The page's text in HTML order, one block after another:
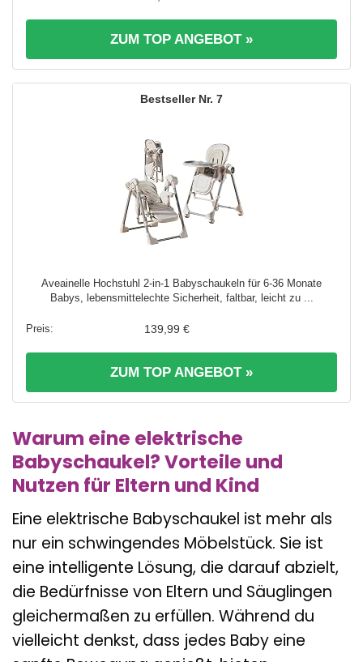
ZUM TOP ANGEBOT »
7
Aveainelle Hochstuhl 2-in-1 Babyschaukeln für 6-36 Monate
Babys, lebensmittelechte Sicherheit, faltbar, leicht zu ...
139,99 €
ZUM TOP ANGEBOT »
Warum eine elektrische
Babyschaukel? Vorteile und
Nutzen für Eltern und Kind
Eine elektrische Babyschaukel ist mehr als
nur ein schwingendes Möbelstück. Sie ist
eine intelligente Lösung, die darauf abzielt,
die Bedürfnisse von Eltern und Säuglingen
gleichermaßen zu erfüllen. Während du
vielleicht denkst, dass jedes Baby eine